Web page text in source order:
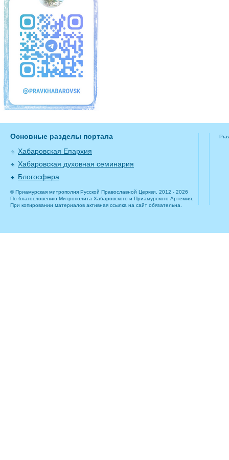
Основные разделы портала
Хабаровская Епархия
Хабаровская духовная семинария
Блогосфера
© Приамурская митрополия Русской Православной Церкви, 2012 - 2026
По благословению Митрополита Хабаровского и Приамурского Артемия.
При копировании материалов активная ссылка на сайт обязательна.